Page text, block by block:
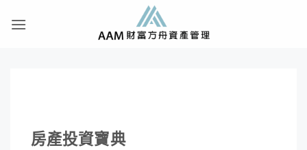
房產投資寶典